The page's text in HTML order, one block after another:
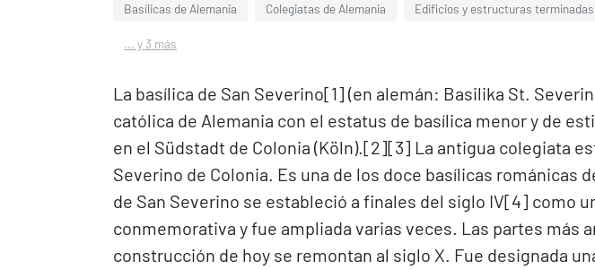
Basílicas de Alemania Colegiatas de Alemania Edificios y estructuras terminadas
... y 3 más
La basílica de San Severino[1]​ (en alemán: Basilika St.
católica de Alemania con el estatus de basílica menor y de
en el Südstadt de Colonia (Köln).[2]​[3]​ La antigua colegiata
Severino de Colonia. Es una de los doce basílicas románicas
de San Severino se estableció a finales del siglo IV[4]​ como
conmemorativa y fue ampliada varias veces. Las partes más
construcción de hoy se remontan al siglo X. Fue designada